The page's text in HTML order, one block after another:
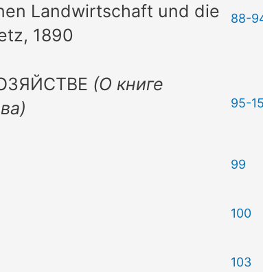
Landwirtschaft und die
1890
88-
(О книге
95-
99
100
103